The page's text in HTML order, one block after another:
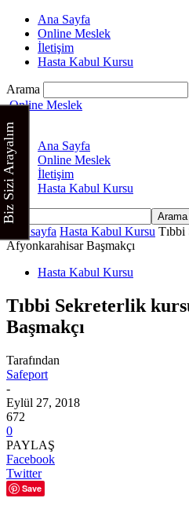
Ana Sayfa
Online Meslek
İletişim
Hasta Kabul Kursu
Arama
Online Meslek
Ana Sayfa
Online Meslek
İletişim
Hasta Kabul Kursu
Ana sayfa Hasta Kabul Kursu Tıbbi
Afyonkarahisar Başmakçı
Hasta Kabul Kursu
Tıbbi Sekreterlik
Başmakçı
Tarafından
Safeport
-
Eylül 27, 2018
672
0
PAYLAŞ
Facebook
Twitter
Save
Biz Sizi Arayalım